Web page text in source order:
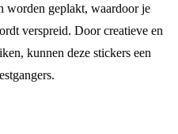
worden geplakt, waardoor je
verspreid. Door creatieve en
kunnen deze stickers een